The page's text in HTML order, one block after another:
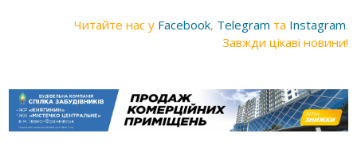
Читайте нас у Facebook, Telegram та Instagram.
Завжди цікаві новини!